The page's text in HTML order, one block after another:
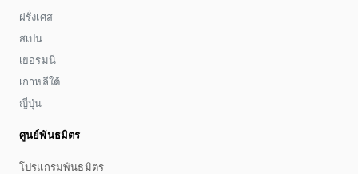
ฝรั่งเศส
สเปน
เยอรมนี
เกาหลีใต้
ญี่ปุ่น
ศูนย์พันธมิตร
โปรแกรมพันธมิตร